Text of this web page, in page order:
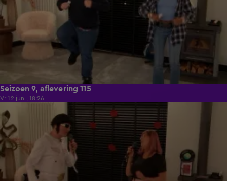
Seizoen 9, aflevering 115
Vr 12 juni, 18:26
21:50